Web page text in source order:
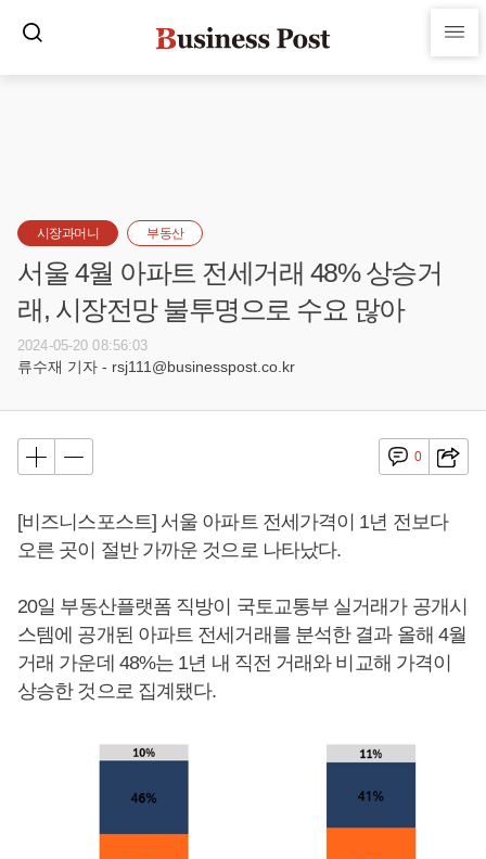
시장과머니 부동산
서울 4월 아파트 전세거래 48% 상승거
래, 시장전망 불투명으로 수요 많아
2024-05-20 08:56:03
류수재 기자 - rsj111@businesspost.co.kr
0
[비즈니스포스트] 서울 아파트 전세가격이 1년 전보다
오른 곳이 절반 가까운 것으로 나타났다.
20일 부동산플랫폼 직방이 국토교통부 실거래가 공개시
스템에 공개된 아파트 전세거래를 분석한 결과 올해 4월
거래 가운데 48%는 1년 내 직전 거래와 비교해 가격이
상승한 것으로 집계됐다.